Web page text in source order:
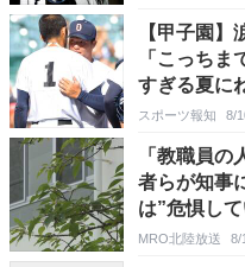
【甲子園】
「こっち
すぎる夏に
学が初戦敗
スポーツ報知 8/
「教職員
者らが知事
は”危惧し
MRO北陸放送 8/